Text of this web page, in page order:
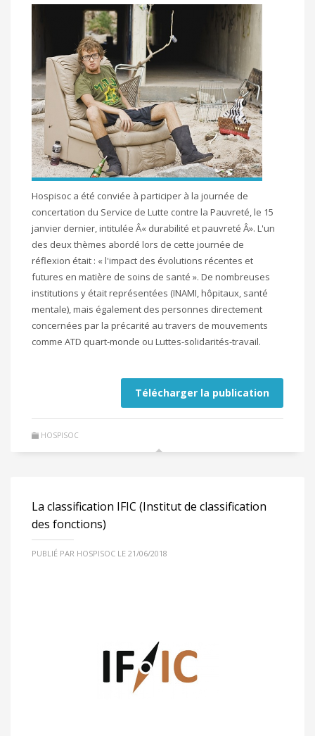
Hospisoc a été conviée à participer à la journée de
concertation du Service de Lutte contre la Pauvreté, le 15
janvier dernier, intitulée Â« durabilité et pauvreté Â». L'un
des deux thèmes abordé lors de cette journée de
réflexion était : « l'impact des évolutions récentes et
futures en matière de soins de santé ». De nombreuses
institutions y était représentées (INAMI, hôpitaux, santé
mentale), mais également des personnes directement
concernées par la précarité au travers de mouvements
comme ATD quart-monde ou Luttes-solidarités-travail.
Télécharger la publication
HOSPISOC
La classification IFIC (Institut de classification
des fonctions)
PUBLIÉ PAR HOSPISOC LE 21/06/2018